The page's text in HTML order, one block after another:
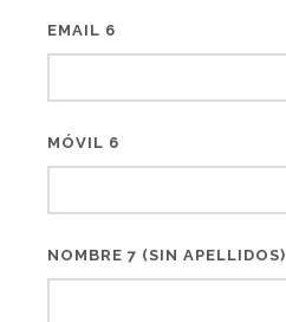
EMAIL 6
MÓVIL 6
NOMBRE 7 (SIN APELLIDOS)